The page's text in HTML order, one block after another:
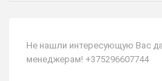
Не нашли интересующую Вас
менеджерам! +375296607744